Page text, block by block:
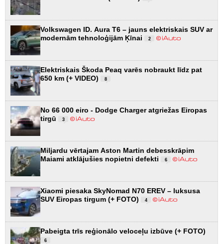
Volkswagen ID. Aura T6 – jauns elektriskais SUV ar
modernām tehnoloģijām Ķīnai
2
Elektriskais Škoda Peaq varēs nobraukt līdz pat
650 km (+ VIDEO)
8
No 66 000 eiro - Dodge Charger atgriežas Eiropas
tirgū
3
Miljardu vērtajam Aston Martin debesskrāpim
Maiami atklājušies nopietni defekti
6
Xiaomi piesaka SkyNomad N70 EREV – luksusa
SUV Eiropas tirgum (+ FOTO)
4
Pabeigta trīs reģionālo veloceļu izbūve (+ FOTO)
6